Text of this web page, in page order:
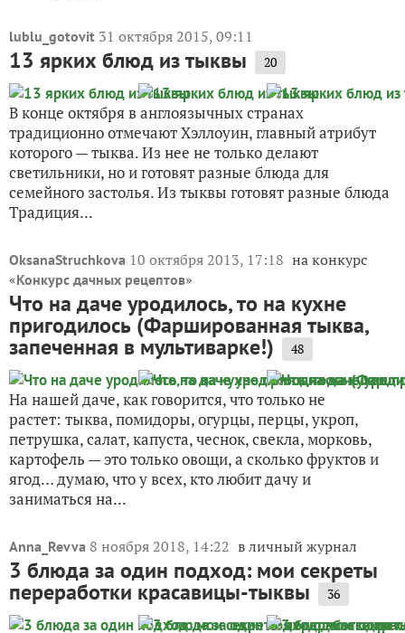
lublu_gotovit 31 октября 2015, 09:11
13 ярких блюд из тыквы 20
В конце октября в англоязычных странах
традиционно отмечают Хэллоуин, главный атрибут
которого — тыква. Из нее не только делают
светильники, но и готовят разные блюда для
семейного застолья. Из тыквы готовят разные блюда
Традиция...
OksanaStruchkova 10 октября 2013, 17:18 на конкурс
«Конкурс дачных рецептов»
Что на даче уродилось, то на кухне
пригодилось (Фаршированная тыква,
запеченная в мультиварке!) 48
На нашей даче, как говорится, что только не
растет: тыква, помидоры, огурцы, перцы, укроп,
петрушка, салат, капуста, чеснок, свекла, морковь,
картофель — это только овощи, а сколько фруктов и
ягод… думаю, что у всех, кто любит дачу и
заниматься на...
Anna_Revva 8 ноября 2018, 14:22 в личный журнал
3 блюда за один подход: мои секреты
переработки красавицы-тыквы 36